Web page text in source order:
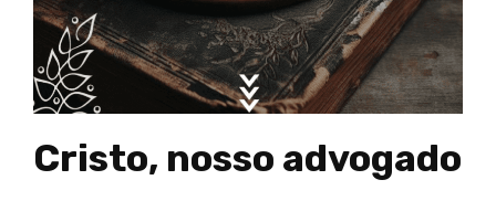
Cristo, nosso advogado